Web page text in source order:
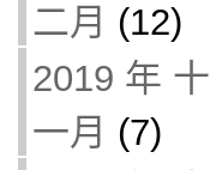
二月 (12)
2019 年 十
一月 (7)